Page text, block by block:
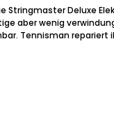
Stringmaster Deluxe
aber wenig
Tennisman repariert